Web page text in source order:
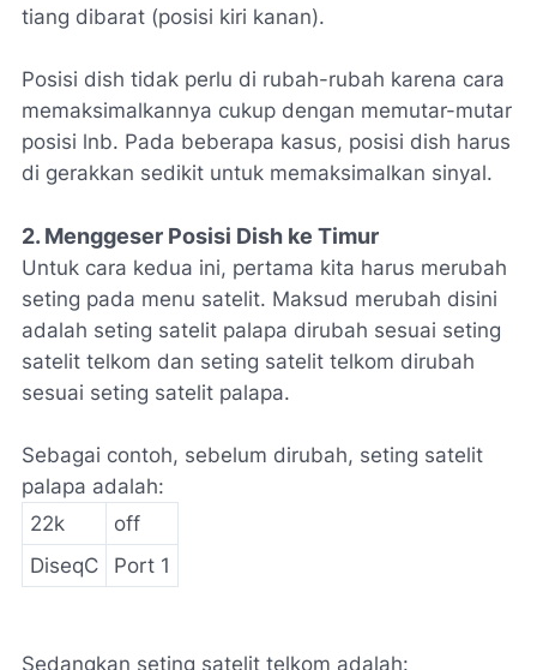
tiang dibarat (posisi kiri kanan).
Posisi dish tidak perlu di rubah-rubah karena cara
memaksimalkannya cukup dengan memutar-mutar
posisi lnb. Pada beberapa kasus, posisi dish harus
di gerakkan sedikit untuk memaksimalkan sinyal.
2. Menggeser Posisi Dish ke Timur
Untuk cara kedua ini, pertama kita harus merubah
seting pada menu satelit. Maksud merubah disini
adalah seting satelit palapa dirubah sesuai seting
satelit telkom dan seting satelit telkom dirubah
sesuai seting satelit palapa.
Sebagai contoh, sebelum dirubah, seting satelit
palapa adalah:
22k
off
DiseqC
Port 1
Sedangkan seting satelit telkom adalah: